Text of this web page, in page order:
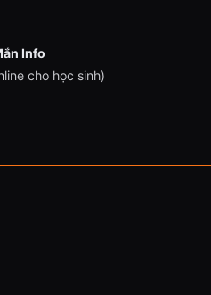
Info
cho học sinh)